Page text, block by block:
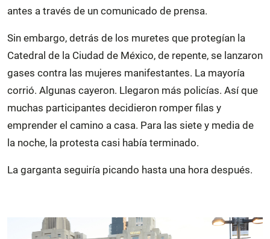
antes a través de un comunicado de prensa.
Sin embargo, detrás de los muretes que protegían la
Catedral de la Ciudad de México, de repente, se lanzaron
gases contra las mujeres manifestantes. La mayoría
corrió. Algunas cayeron. Llegaron más policías. Así que
muchas participantes decidieron romper filas y
emprender el camino a casa. Para las siete y media de
la noche, la protesta casi había terminado.
La garganta seguiría picando hasta una hora después.